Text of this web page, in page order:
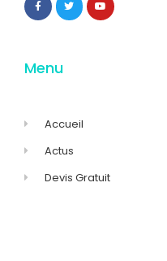
Menu
Accueil
Actus
Devis Gratuit